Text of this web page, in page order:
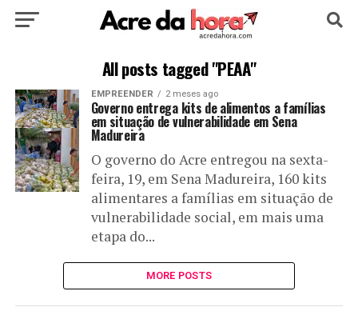
POLÍTICA CULTURA ESPORTE
EDUCAÇÃO NOTÍCIA MUNDO
All posts tagged "PEAA"
EMPREENDER 2 meses ago
Governo entrega kits de alimentos a famílias
em situação de vulnerabilidade em Sena
Madureira
O governo do Acre entregou na sexta-
feira, 19, em Sena Madureira, 160 kits
alimentares a famílias em situação de
vulnerabilidade social, em mais uma
etapa do...
MORE POSTS